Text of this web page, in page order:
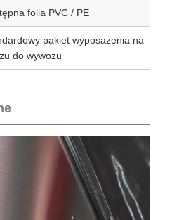
folia PVC / PE
pakiet wyposażenia na
do wywozu